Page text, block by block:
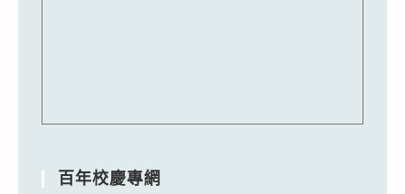
百年校慶專網